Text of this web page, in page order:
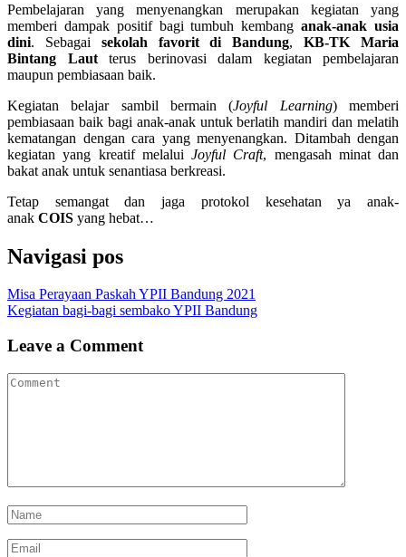
Pembelajaran yang menyenangkan merupakan kegiatan yang
memberi dampak positif bagi tumbuh kembang anak-anak usia
dini. Sebagai sekolah favorit di Bandung,KB-TK Maria
Bintang Lautterus berinovasi dalam kegiatan pembelajaran
maupun pembiasaan baik.
Kegiatan belajar sambil bermain (Joyful Learning) memberi
pembiasaan baik bagi anak-anak untuk berlatih mandiri dan melatih
kematangan dengan cara yang menyenangkan. Ditambah dengan
kegiatan yang kreatif melalui Joyful Craft, mengasah minat dan
bakat anak untuk senantiasa berkreasi.
Tetap semangat dan jaga protokol kesehatan ya anak-
anak COIS yang hebat…
Navigasi pos
Misa Perayaan Paskah YPII Bandung 2021
Kegiatan bagi-bagi sembako YPII Bandung
Leave a Comment